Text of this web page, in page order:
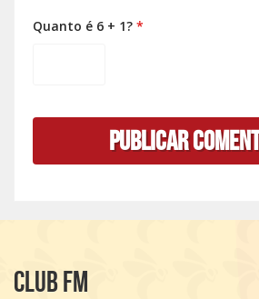
Quanto é 6 + 1? *
Club FM